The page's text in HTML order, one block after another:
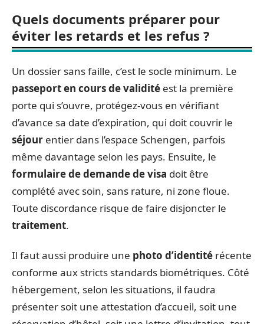
Quels documents préparer pour
éviter les retards et les refus ?
Un dossier sans faille, c’est le socle minimum. Le
passeport en cours de validité est la première
porte qui s’ouvre, protégez-vous en vérifiant
d’avance sa date d’expiration, qui doit couvrir le
séjour entier dans l’espace Schengen, parfois
même davantage selon les pays. Ensuite, le
formulaire de demande de visa doit être
complété avec soin, sans rature, ni zone floue.
Toute discordance risque de faire disjoncter le
traitement.
Il faut aussi produire une photo d’identité récente
conforme aux stricts standards biométriques. Côté
hébergement, selon les situations, il faudra
présenter soit une attestation d’accueil, soit une